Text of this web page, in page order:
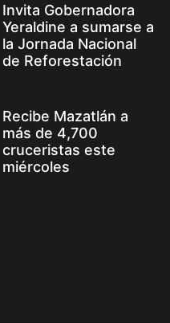
Invita Gobernadora
Yeraldine a sumarse a
la Jornada Nacional
de Reforestación
Recibe Mazatlán a
más de 4,700
cruceristas este
miércoles